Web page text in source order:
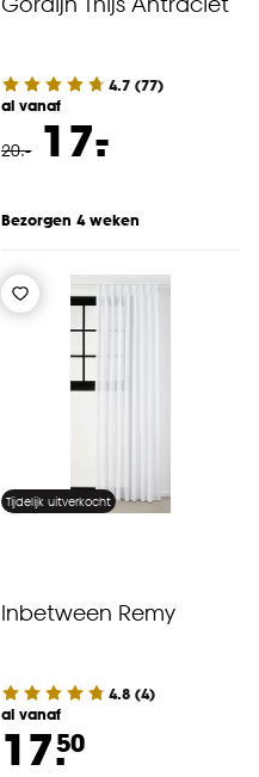
4.7 (77)
al vanaf
20.- 17.
-
Bezorgen 4 weken
Tijdelijk uitverkocht
Inbetween Remy
4.8 (4)
al vanaf
17.50